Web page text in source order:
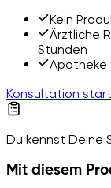
Kein
Ärztliche
Stunden
Apotheke
Konsultation
Du kennst Deine
Mit diesem